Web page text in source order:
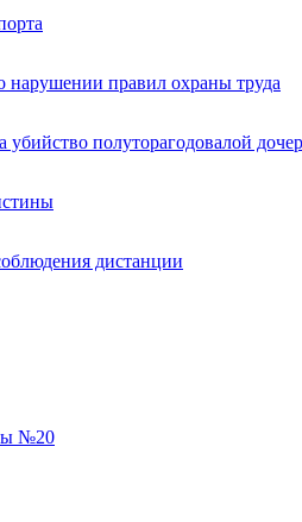
нарушении правил охраны труда
полуторагодовалой
дистанции
№20